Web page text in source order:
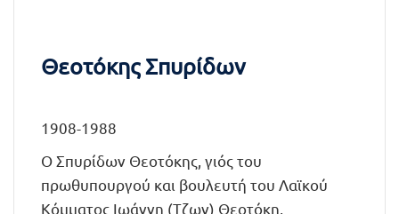
Θεοτόκης Σπυρίδων
1908-1988
Ο Σπυρίδων Θεοτόκης, γιός του
πρωθυπουργού και βουλευτή του Λαϊκού
Κόμματος Ιωάννη (Τζων) Θεοτόκη,